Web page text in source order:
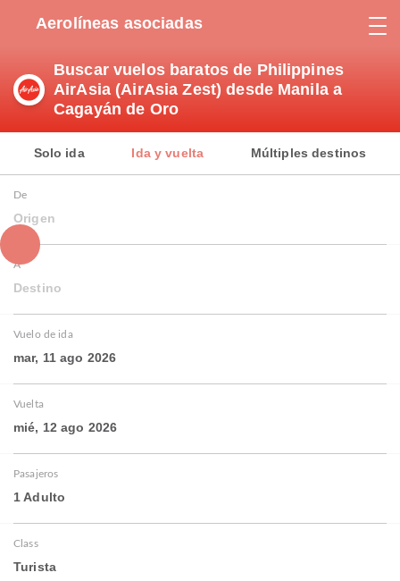
Aerolíneas asociadas
Buscar vuelos baratos de Philippines
AirAsia (AirAsia Zest) desde Manila a
Cagayán de Oro
Solo ida Ida y vuelta Múltiples destinos
De
Origen
A
Destino
Vuelo de ida
mar, 11 ago 2026
Vuelta
mié, 12 ago 2026
Pasajeros
1 Adulto
Class
Turista